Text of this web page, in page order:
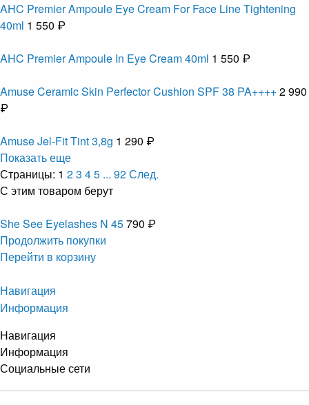
AHC Premier Ampoule Eye Cream For Face Line Tightening
40ml 1 550 ₽
AHC Premier Ampoule In Eye Cream 40ml 1 550 ₽
Amuse Ceramic Skin Perfector Cushion SPF 38 PA++++2 990
₽
Amuse Jel-Fit Tint 3,8g 1 290 ₽
Показать еще
Страницы: 1 23 45 ... 92След.
С этим товаром берут
She See Eyelashes N 45790 ₽
Продолжить покупки
Перейти в корзину
Навигация
Информация
Навигация
Информация
Социальные сети